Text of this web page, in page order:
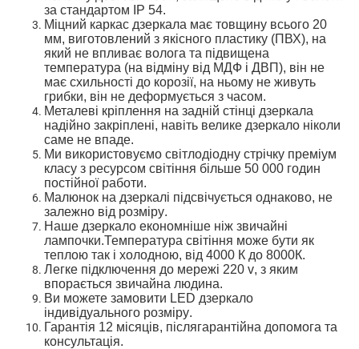
за стандартом IP 54.
Міцний каркас дзеркала має товщину всього 20
мм, виготовлений з якісного пластику (ПВХ), на
який не впливає волога та підвищена
температура (на відміну від МДФ і ДВП), він не
має схильності до корозії, на ньому не живуть
грибки, він не деформується з часом.
Металеві кріплення на задній стінці дзеркала
надійно закріплені, навіть велике дзеркало ніколи
саме не впаде.
Ми використовуємо світлодіодну стрічку преміум
класу з ресурсом світіння більше 50 000 годин
постійноїработи.
Малюнок на дзеркалі підсвічується однаково, не
залежно від розміру.
Наше дзеркало економніше ніж звичайні
лампочки.Температура світіння може бути як
теплою так і холодною, від 4000 К до 8000К.
Легке підключення до мережі 220 v, з яким
впорається звичайна людина.
Ви можете замовити LED дзеркало
індивідуального розміру.
Гарантія 12 місяців, післягарантійна допомога та
консультація.